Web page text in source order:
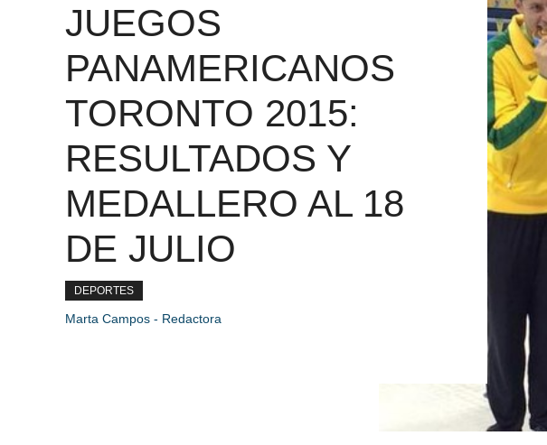
JUEGOS
PANAMERICANOS
TORONTO 2015:
RESULTADOS Y
MEDALLERO AL 18
DE JULIO
DEPORTES
Marta Campos - Redactora